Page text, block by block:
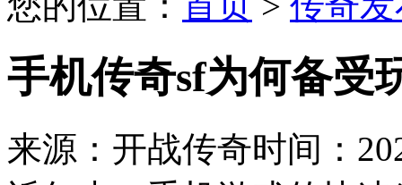
手机传奇sf为何备受
来源：开战传奇时间：